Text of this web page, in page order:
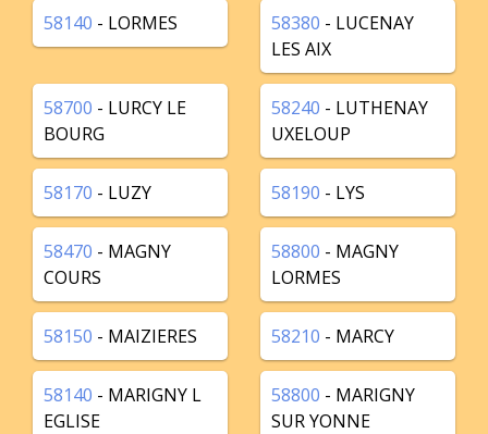
58140 - LORMES 58380 - LUCENAY
LES AIX
58700 - LURCY LE
BOURG
58240 - LUTHENAY
UXELOUP
58170 - LUZY 58190 - LYS
58470 - MAGNY
COURS
58800 - MAGNY
LORMES
58150 - MAIZIERES 58210 - MARCY
58140 - MARIGNY L
EGLISE
58800 - MARIGNY
SUR YONNE